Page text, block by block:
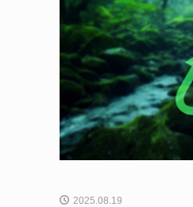
2025.08.19